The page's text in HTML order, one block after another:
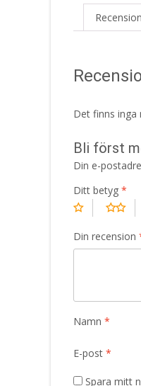
Det finns inga
Bli först
Din e-
Ditt betyg *
Din recension
Namn *
E-post *
Spara mitt